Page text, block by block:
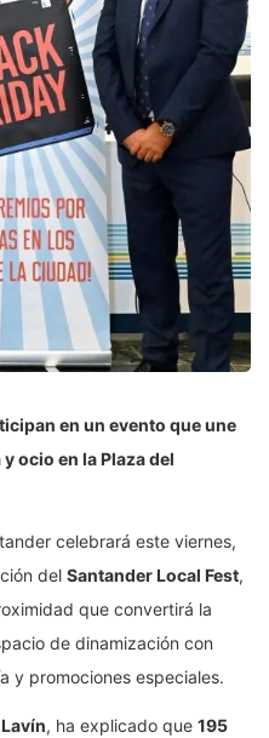
en un evento que une
ocio en la Plaza del
celebrará este viernes,
del Santander Local Fest,
que convertirá la
de dinamización con
y promociones especiales.
, ha explicado que 195